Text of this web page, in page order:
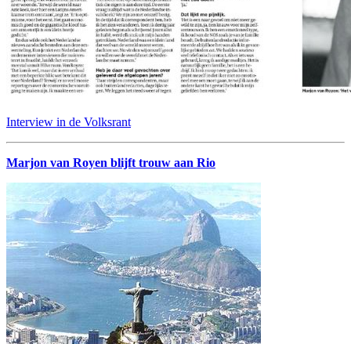
Interview in de Volksrant
Marjon van Royen blijft trouw aan Rio